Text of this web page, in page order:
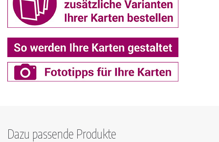
Dazu passende Produkte